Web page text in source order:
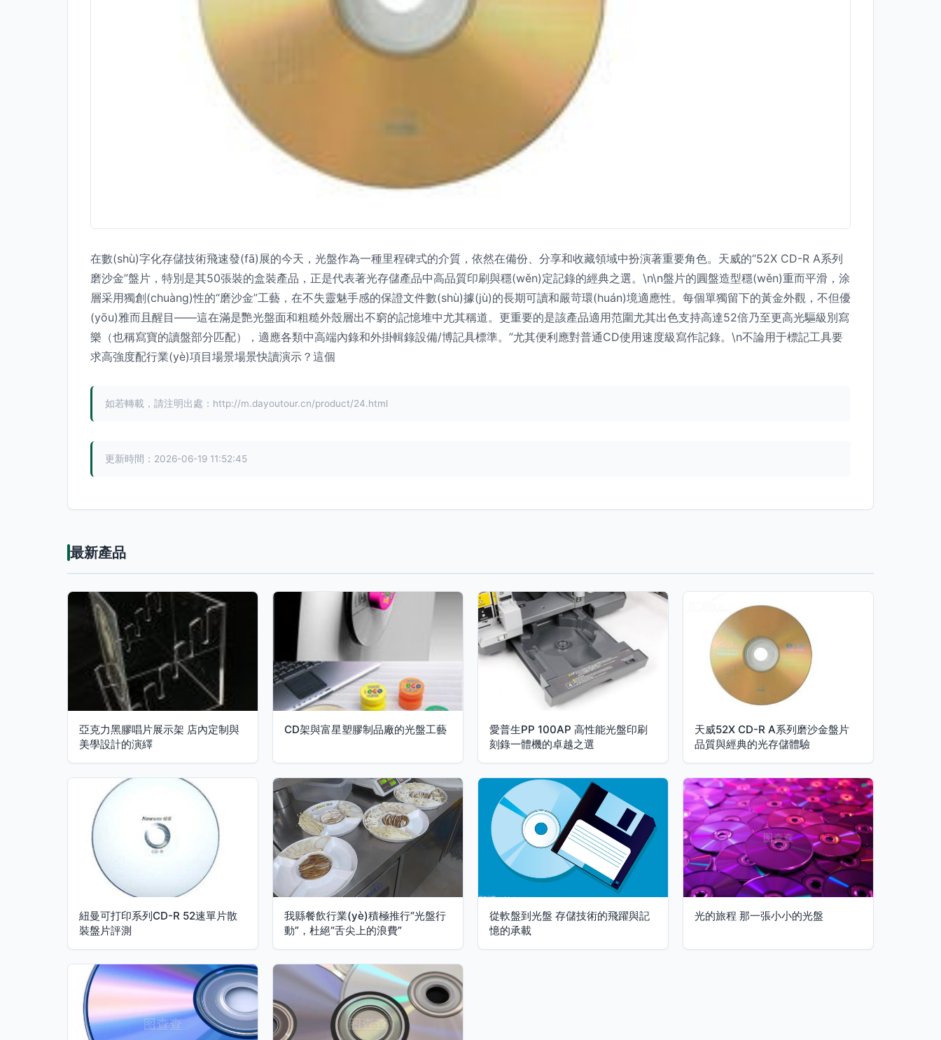
在數(shù)字化存儲技術飛速發(fā)展的今天，光盤作為一種里程碑式的介質，依然在備份、分享和收藏領域中扮演著重要角色。天威的“52X CD-R A系列
磨沙金”盤片，特別是其50張裝的盒裝產品，正是代表著光存儲產品中高品質印刷與穩(wěn)定記錄的經典之選。\n\n盤片的圓盤造型穩(wěn)重而平滑，涂
層采用獨創(chuàng)性的“磨沙金”工藝，在不失靈魅手感的保證文件數(shù)據(jù)的長期可讀和嚴苛環(huán)境適應性。每個單獨留下的黃金外觀，不但優
(yōu)雅而且醒目——這在滿是艷光盤面和粗糙外殼層出不窮的記憶堆中尤其稱道。更重要的是該產品適用范圍尤其出色支持高達52倍乃至更高光驅級別寫
樂（也稱寫寶的讀盤部分匹配），適應各類中高端內錄和外掛輯錄設備/博記具標準。”尤其便利應對普通CD使用速度級寫作記錄。\n不論用于標記工具要
求高強度配行業(yè)項目場景場景快讀演示？這個
如若轉載，請注明出處：http://m.dayoutour.cn/product/24.html
更新時間：2026-06-19 11:52:45
最新產品
亞克力黑膠唱片展示架 店內定制與
美學設計的演繹
CD架與富星塑膠制品廠的光盤工藝
愛普生PP 100AP 高性能光盤印刷
刻錄一體機的卓越之選
天威52X CD-R A系列磨沙金盤片
品質與經典的光存儲體驗
紐曼可打印系列CD-R 52速單片散
裝盤片評測
我縣餐飲行業(yè)積極推行“光盤行
動”，杜絕“舌尖上的浪費”
從軟盤到光盤 存儲技術的飛躍與記
憶的承載
光的旅程 那一張小小的光盤